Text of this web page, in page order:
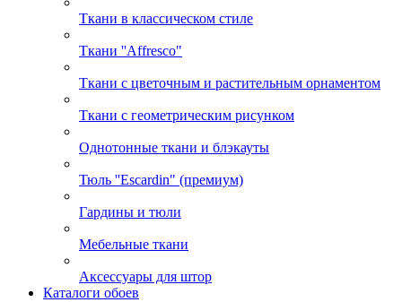
Ткани в классическом стиле
Ткани ''Affresco"
Ткани с цветочным и растительным орнаментом
Ткани с геометрическим рисунком
Однотонные ткани и блэкауты
Тюль ''Escardin" (премиум)
Гардины и тюли
Мебельные ткани
Аксессуары для штор
Каталоги обоев